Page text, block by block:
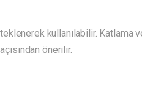
kullanılabilir. Katlama
önerilir.